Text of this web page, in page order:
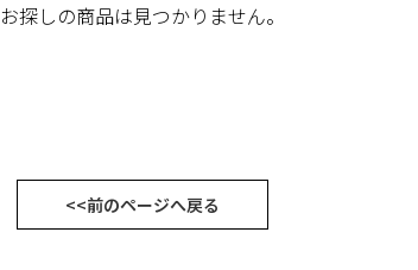
お探しの商品は見つかりません。
<<前のページへ戻る